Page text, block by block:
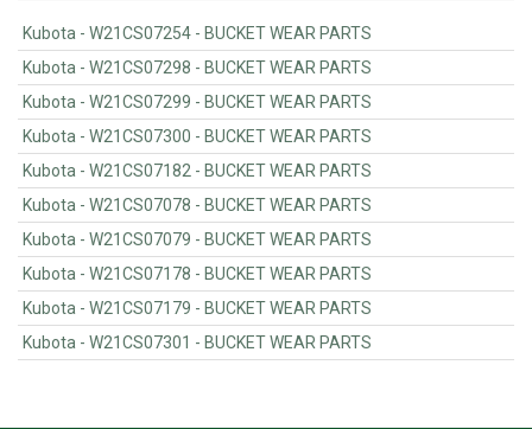
Kubota - W21CS07254 - BUCKET WEAR PARTS
Kubota - W21CS07298 - BUCKET WEAR PARTS
Kubota - W21CS07299 - BUCKET WEAR PARTS
Kubota - W21CS07300 - BUCKET WEAR PARTS
Kubota - W21CS07182 - BUCKET WEAR PARTS
Kubota - W21CS07078 - BUCKET WEAR PARTS
Kubota - W21CS07079 - BUCKET WEAR PARTS
Kubota - W21CS07178 - BUCKET WEAR PARTS
Kubota - W21CS07179 - BUCKET WEAR PARTS
Kubota - W21CS07301 - BUCKET WEAR PARTS